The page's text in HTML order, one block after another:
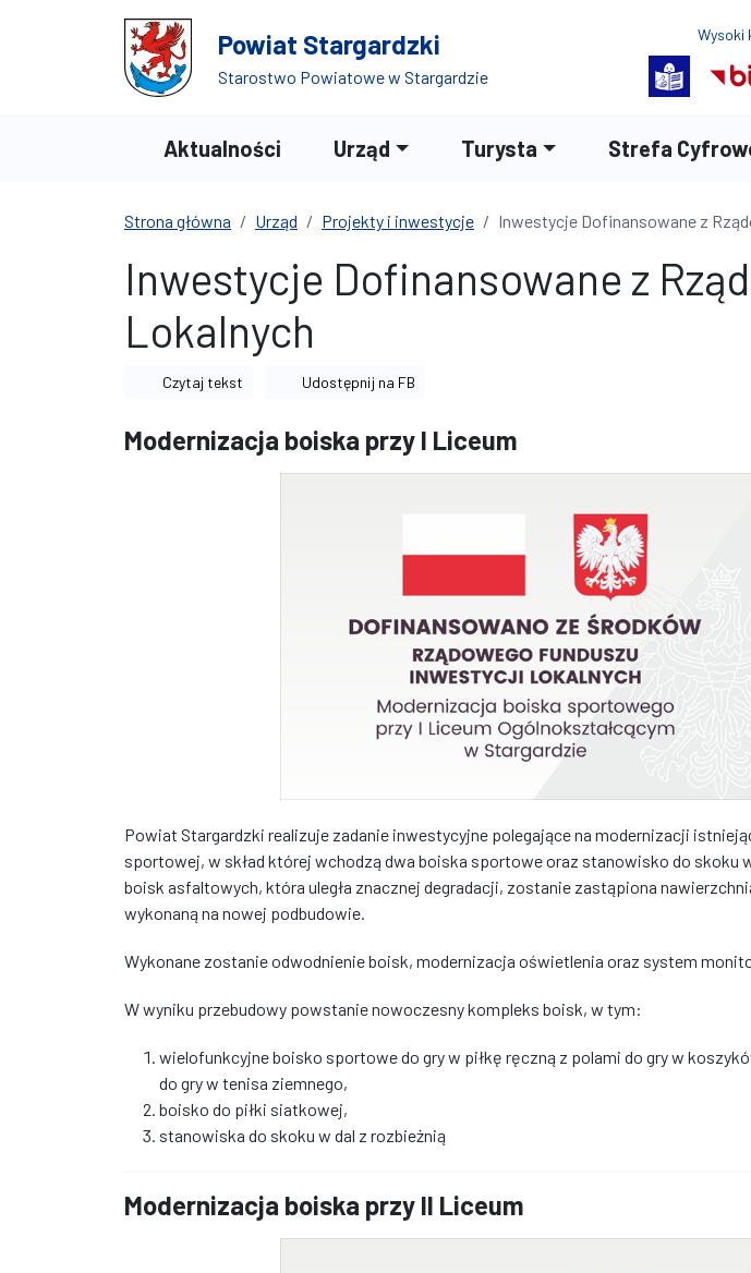
Przejdź do wyszukiwarki Powiat Stargardzki
Starostwo Powiatowe w Stargardzie
Wysoki
Aktualności Urząd Turysta Strefa
Strona główna Urząd Projekty i inwestycje Inwestycje Dofinansowane z
Inwestycje Dofinansowane z
Lokalnych
Czytaj tekst Udostępnij na FB
Modernizacja boiska przy I Liceum
Powiat Stargardzki realizuje zadanie inwestycyjne polegające na modernizacji
sportowej, w skład której wchodzą dwa boiska sportowe oraz stanowisko do skoku
boisk asfaltowych, która uległa znacznej degradacji, zostanie zastąpiona
wykonaną na nowej podbudowie.
Wykonane zostanie odwodnienie boisk, modernizacja oświetlenia oraz system
W wyniku przebudowy powstanie nowoczesny kompleks boisk, w tym:
wielofunkcyjne boisko sportowe do gry w piłkę ręczną z polami do gry w
do gry w tenisa ziemnego,
boisko do piłki siatkowej,
stanowiska do skoku w dal z rozbieżnią
Modernizacja boiska przy II Liceum